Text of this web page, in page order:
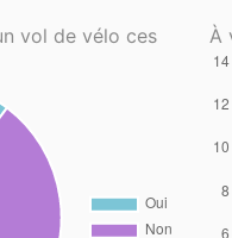
vol de vélo ces
À